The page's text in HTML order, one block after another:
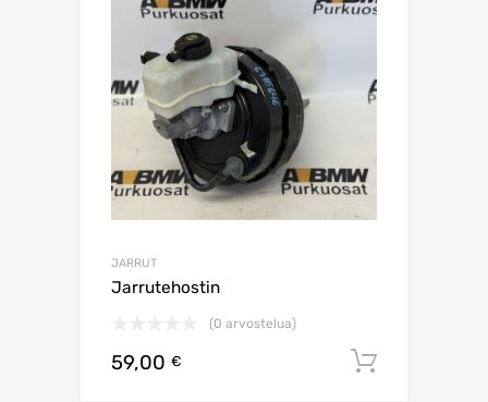
JARRUT
Jarrutehostin
(0 arvostelua)
59,00 €